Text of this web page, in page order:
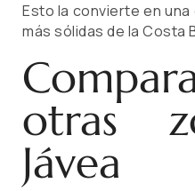
Esto la convierte en
más sólidas de la Costa
otras
Jávea